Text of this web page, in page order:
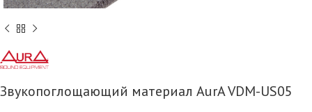
Звукопоглощающий материал AurA VDM-US05